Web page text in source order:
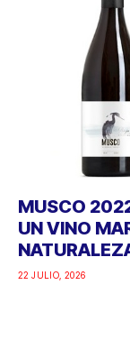
MUSCO
UN VINO
22 JULIO, 2026